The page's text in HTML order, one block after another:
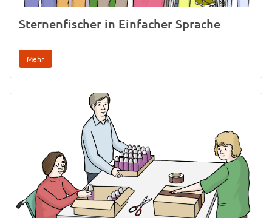
Sternenfischer in Einfacher Sprache
Mehr